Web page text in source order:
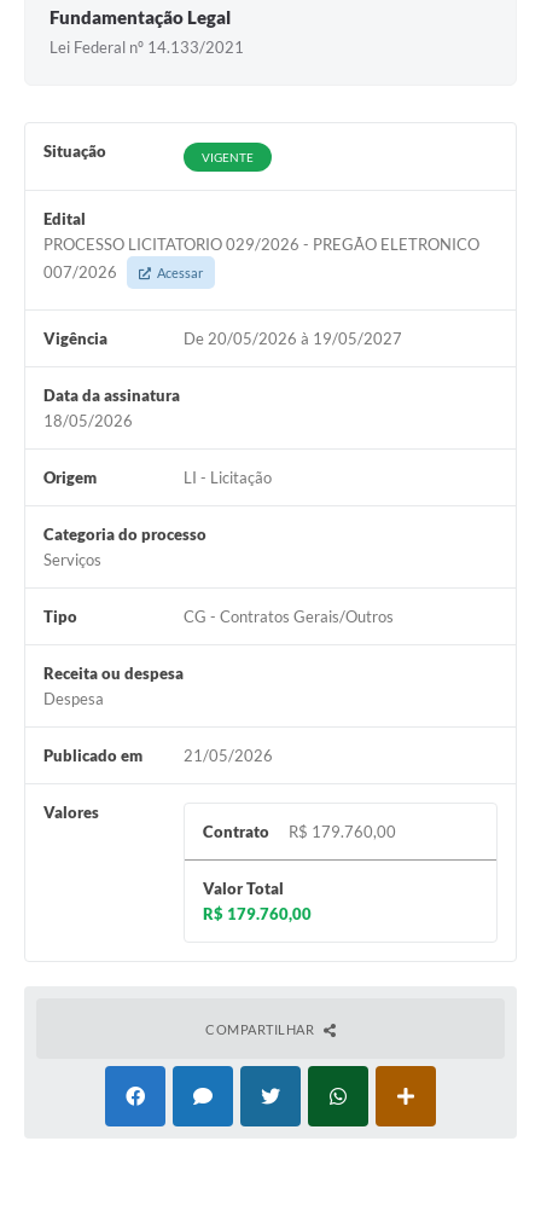
Fundamentação Legal
Lei Federal nº 14.133/2021
Situação VIGENTE
Edital
PROCESSO LICITATORIO 029/2026 - PREGÃO ELETRONICO
007/2026
Acessar
Vigência De 20/05/2026 à 19/05/2027
Data da assinatura
18/05/2026
Origem LI - Licitação
Categoria do processo
Serviços
Tipo CG - Contratos Gerais/Outros
Receita ou despesa
Despesa
Publicado em 21/05/2026
Valores
Contrato
R$ 179.760,00
Valor Total
R$ 179.760,00
COMPARTILHAR